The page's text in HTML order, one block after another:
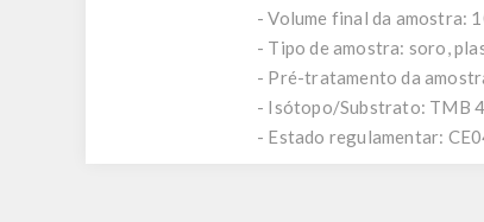
- Volume final da amostra:
- Tipo de amostra: soro,
- Pré-tratamento da
- Isótopo/Substrato: TMB
- Estado regulamentar: